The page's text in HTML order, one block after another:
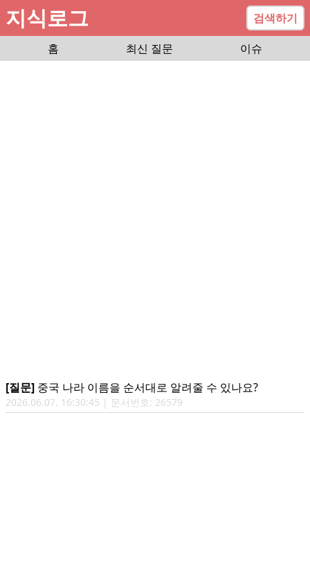
지식로그
검색하기
홈
최신 질문 이슈
[질문] 중국 나라 이름을 순서대로 알려줄 수 있나요?
2026.06.07. 16:30:45 | 문서번호: 26579